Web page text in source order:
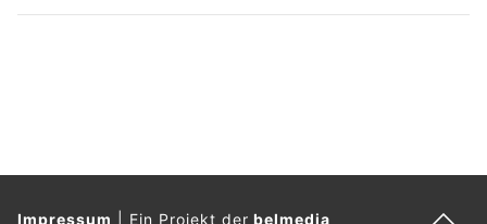
Impressum Ein Projekt derbelmedia